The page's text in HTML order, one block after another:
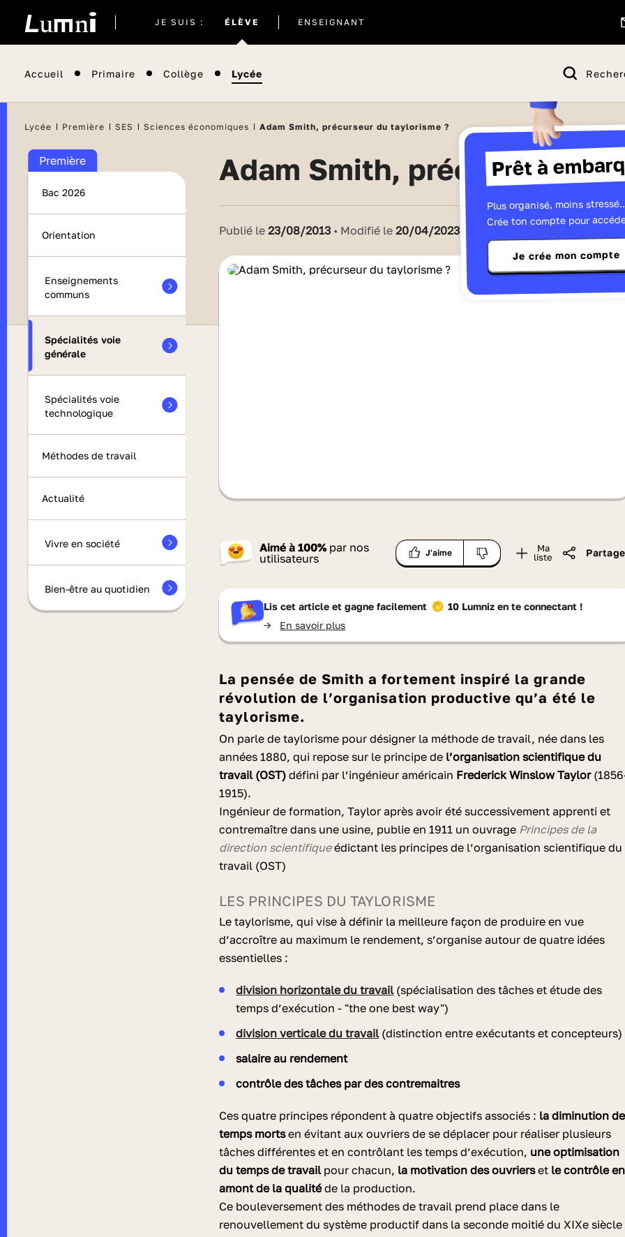
JE SUIS : ÉLÈVE
actuel
ENSEIGNANT
Accueil Primaire Collège Lycée
Prêt à
Plus organisé, moins
Crée ton compte pour
Je crée mon compte
Lycée Première SES Sciences économiques Adam Smith, précurseur du taylorisme ?
Première
Bac 2026
Orientation
Enseignements
communs
Spécialités voie
générale
Spécialités voie
technologique
Méthodes de travail
Actualité
Vivre en société
Bien-être au quotidien
Adam Smith, précurseur
Publié le23/08/2013 • Modifié le20/04/2023
Aimé à100% par nos
utilisateurs
J'aime
Ma
liste
Lis cet article et gagne facilement 10 Lumnizen te connectant !
-> En savoir plus
La pensée de Smith a fortement inspiré la grande
révolution de l’organisation productive qu’a été le
taylorisme.
On parle de taylorisme pour désigner la méthode de travail, née dans les
années 1880, qui repose sur le principe de l’organisation scientifique du
travail (OST)défini par l’ingénieur américain Frederick Winslow Taylor
1915).
Ingénieur de formation, Taylor après avoir été successivement apprenti et
contremaître dans une usine, publie en 1911 un ouvrage Principes de la
direction scientifiqueédictant les principes de l’organisation scientifique du
travail (OST)
LES PRINCIPES DU TAYLORISME
Le taylorisme, qui vise à définir la meilleure façon de produire en vue
d’accroître au maximum le rendement, s’organise autour de quatre idées
essentielles :
division horizontale du travail(spécialisation des tâches et étude des
temps d’exécution - "the one best way")
division verticale du travail(distinction entre exécutants et concepteurs)
salaire au rendement
contrôle des tâches par des contremaitres
Ces quatre principes répondent à quatre objectifs associés : la diminution
temps mortsen évitant aux ouvriers de se déplacer pour réaliser plusieurs
tâches différentes et en contrôlant les temps d’exécution, une optimisation
du temps de travail pour chacun, la motivation des ouvrierset le contrôle en
amont de la qualitéde la production.
Ce bouleversement des méthodes de travail prend place dans le
renouvellement du système productif dans la seconde moitié du XIXe siècle